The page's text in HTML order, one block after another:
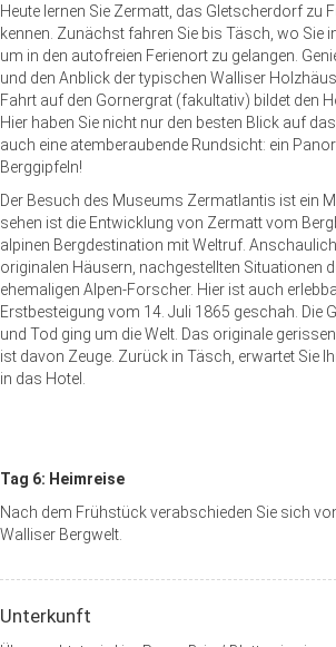
Heute lernen Sie Zermatt, das Gletscherdorf zu
kennen. Zunächst fahren Sie bis Täsch, wo Sie
um in den autofreien Ferienort zu gelangen.
und den Anblick der typischen Walliser
Fahrt auf den Gornergrat (fakultativ) bildet den
Hier haben Sie nicht nur den besten Blick auf
auch eine atemberaubende Rundsicht: ein
Berggipfeln!
Der Besuch des Museums Zermatlantis ist ein
sehen ist die Entwicklung von Zermatt vom
alpinen Bergdestination mit Weltruf.
originalen Häusern, nachgestellten Situationen
ehemaligen Alpen-Forscher. Hier ist auch
Erstbesteigung vom 14. Juli 1865 geschah. Die
und Tod ging um die Welt. Das originale
ist davon Zeuge. Zurück in Täsch, erwartet Sie
in das Hotel.
Tag 6: Heimreise
Nach dem Frühstück verabschieden Sie sich
Walliser Bergwelt.
Unterkunft